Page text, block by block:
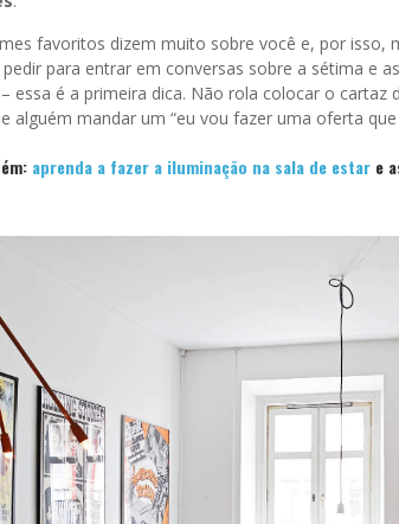
favoritos dizem muito sobre você e, por isso,
para entrar em conversas sobre a sétima e
essa é a primeira dica. Não rola colocar o cartaz
alguém mandar um “eu vou fazer uma oferta
aprenda a fazer a iluminação na sala de estar e